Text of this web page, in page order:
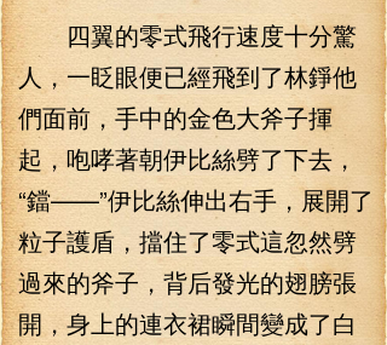
四翼的零式飛行速度十分驚
人，一眨眼便已經飛到了林錚他
們面前，手中的金色大斧子揮
起，咆哮著朝伊比絲劈了下去，
“鐺——”伊比絲伸出右手，展開了
粒子護盾，擋住了零式這忽然劈
過來的斧子，背后發光的翅膀張
開，身上的連衣裙瞬間變成了白